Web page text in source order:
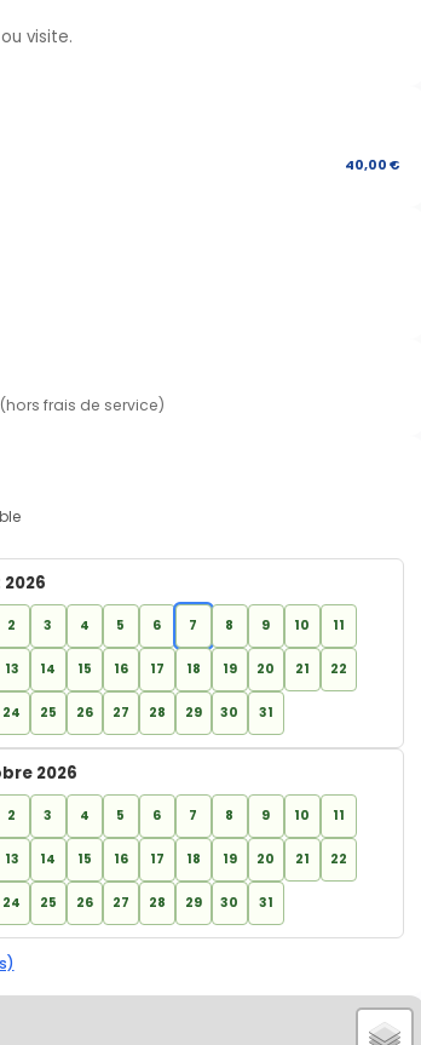
visite.
40,00 €
frais de service)
2 3 4 5 6 7 8 9 10 11
13 14 15 16 17 18 19 20 21 22
24 25 26 27 28 29 30 31
2026
2 3 4 5 6 7 8 9 10 11
13 14 15 16 17 18 19 20 21 22
24 25 26 27 28 29 30 31